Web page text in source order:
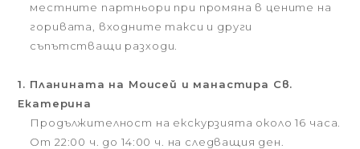
местните партньори при промяна в цените на
горивата, входните такси и други
съпътстващи разходи.
1. Планината на Моисей и манастира Св.
Екатерина
Продължителност на екскурзията около 16 часа.
От 22:00 ч. до 14:00 ч. на следващия ден.